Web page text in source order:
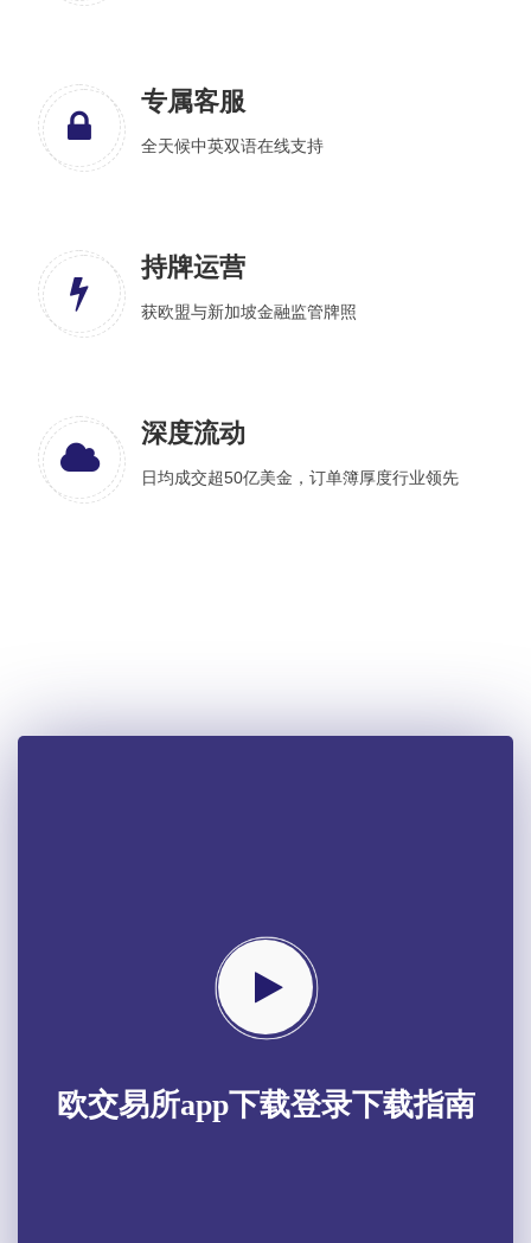
专属客服
全天候中英双语在线支持
持牌运营
获欧盟与新加坡金融监管牌照
深度流动
日均成交超50亿美金，订单簿厚度行业领先
欧交易所app下载登录下载指南